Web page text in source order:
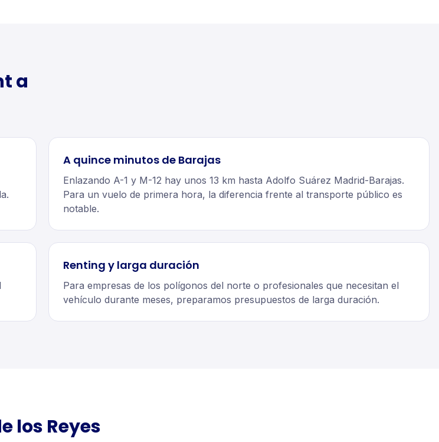
a
A quince minutos de Barajas
Enlazando A-1 y M-12 hay unos 13 km hasta Adolfo Suárez Madrid-Barajas.
Para un vuelo de primera hora, la diferencia frente al transporte público es
notable.
Renting y larga duración
Para empresas de los polígonos del norte o profesionales que necesitan el
vehículo durante meses, preparamos presupuestos de larga duración.
los Reyes